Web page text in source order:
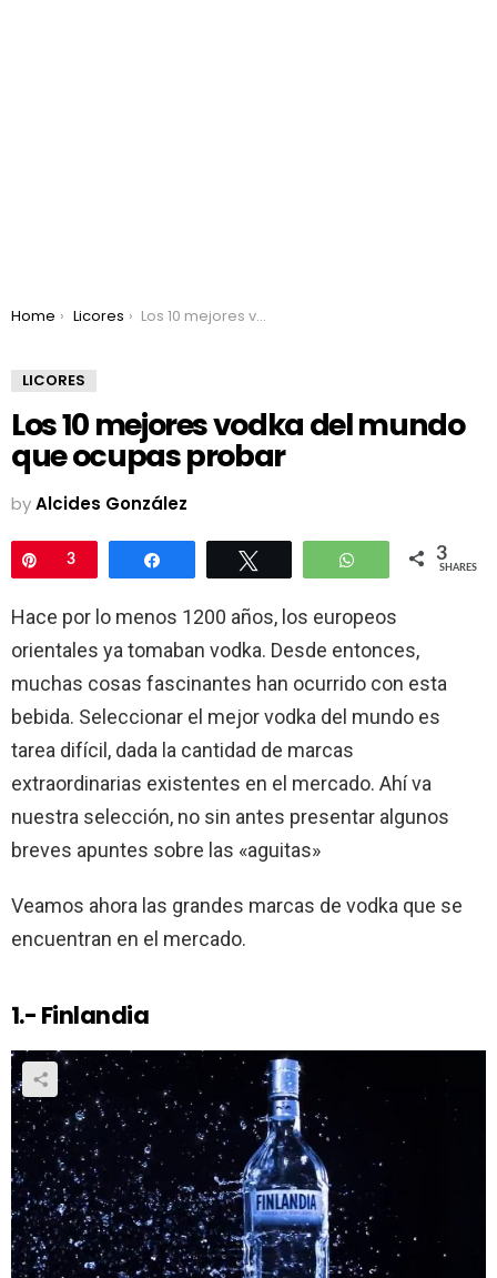
You are here:
Home Licores Los 10 mejores vodka del mundo que ocupas probar
LICORES
Los 10 mejores vodka del mundo
que ocupas probar
byAlcides González
Pin
3 WhatsApp3
SHARES
Hace por lo menos 1200 años, los europeos
orientales ya tomaban vodka. Desde entonces,
muchas cosas fascinantes han ocurrido con esta
bebida. Seleccionar el mejor vodka del mundo es
tarea difícil, dada la cantidad de marcas
extraordinarias existentes en el mercado. Ahí va
nuestra selección, no sin antes presentar algunos
breves apuntes sobre las «aguitas»
Veamos ahora las grandes marcas de vodka que se
encuentran en el mercado.
1.- Finlandia